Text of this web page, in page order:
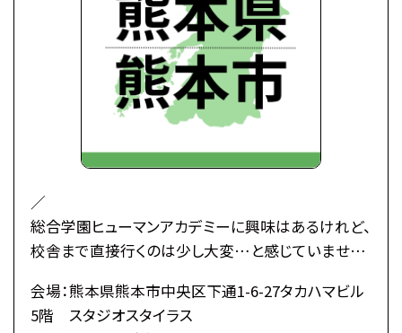
／
総合学園ヒューマンアカデミーに興味はあるけれど、
校舎まで直接行くのは少し大変…と感じていません
そんな皆さんのために、私たちがあなたの街へ伺い
会場：熊本県熊本市中央区下通1-6-27タカハマビル
5階 スタジオスタイラス